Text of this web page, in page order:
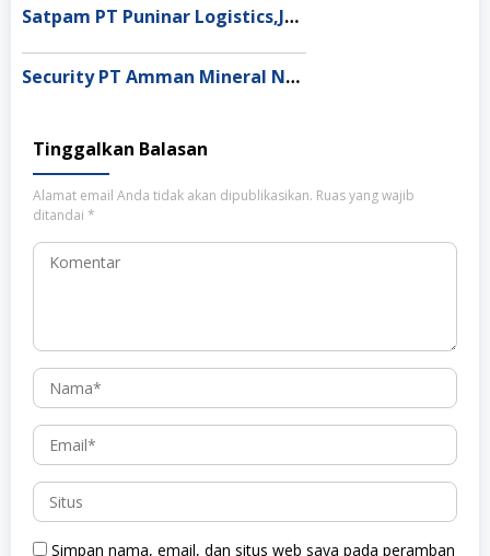
Satpam PT Puninar Logistics,Jakarta
Security PT Amman Mineral Nusa Tenggara, Sumbawa Barat
Tinggalkan Balasan
Alamat email Anda tidak akan dipublikasikan. Ruas yang wajib
ditandai *
Simpan nama, email, dan situs web saya pada peramban